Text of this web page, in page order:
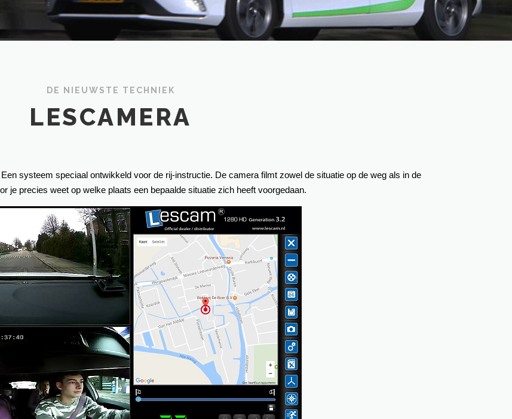
DE NIEUWSTE TECHNIEK
LESCAMERA
systeem speciaal ontwikkeld voor de rij-instructie. De camera filmt zowel de situatie op de weg als in de
je precies weet op welke plaats een bepaalde situatie zich heeft voorgedaan.